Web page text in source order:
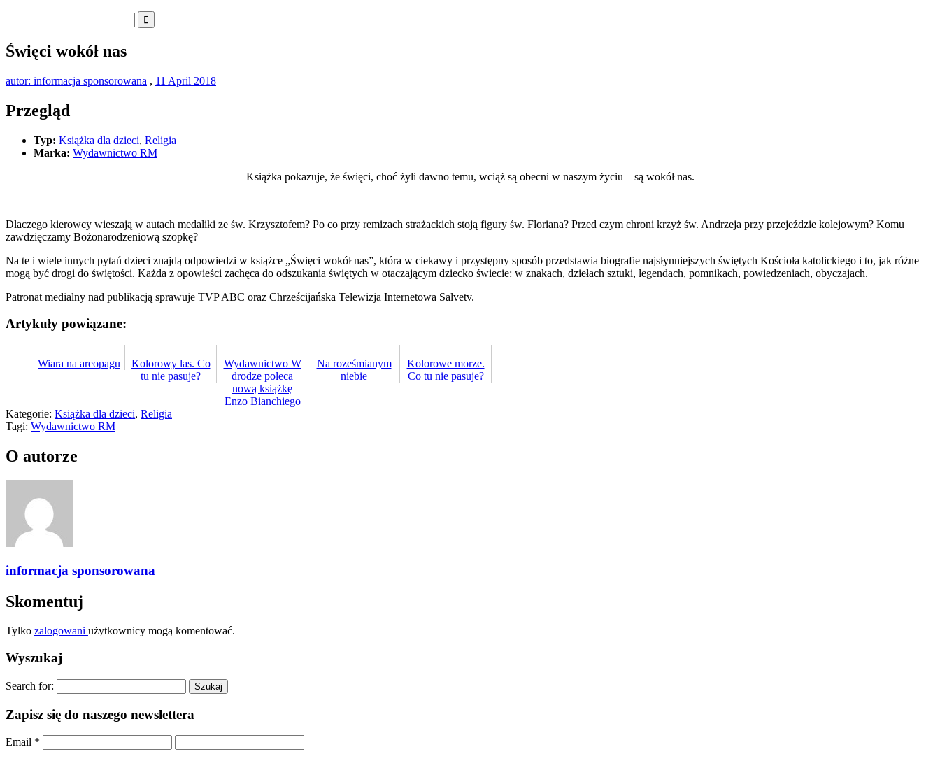
Święci wokół nas
autor: informacja sponsorowana , 11 April 2018
Przegląd
Typ: Książka dla dzieci, Religia
Marka: Wydawnictwo RM
Książka pokazuje, że święci, choć żyli dawno temu, wciąż są obecni w naszym życiu – są wokół nas.
Dlaczego kierowcy wieszają w autach medaliki ze św. Krzysztofem? Po co przy remizach strażackich stoją figury św. Floriana? Przed czym chroni krzyż św. Andrzeja przy przejeździe kolejowym? Komu
zawdzięczamy Bożonarodzeniową szopkę?
Na te i wiele innych pytań dzieci znajdą odpowiedzi w książce „Święci wokół nas”, która w ciekawy i przystępny sposób przedstawia biografie najsłynniejszych świętych Kościoła katolickiego i to, jak różne
mogą być drogi do świętości. Każda z opowieści zachęca do odszukania świętych w otaczającym dziecko świecie: w znakach, dziełach sztuki, legendach, pomnikach, powiedzeniach, obyczajach.
Patronat medialny nad publikacją sprawuje TVP ABC oraz Chrześcijańska Telewizja Internetowa Salvetv.
Artykuły powiązane:
Wiara na areopagu
Kolorowy las. Co
tu nie pasuje?
Wydawnictwo W
drodze poleca
nową książkę
Enzo Bianchiego
Na roześmianym
niebie
Kolorowe morze.
Co tu nie pasuje?
Kategorie: Książka dla dzieci, Religia
Tagi: Wydawnictwo RM
O autorze
informacja sponsorowana
Skomentuj
Tylko zalogowani użytkownicy mogą komentować.
Wyszukaj
Search for:
Zapisz się do naszego newslettera
Email *